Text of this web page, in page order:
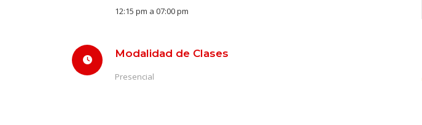
12:15 pm a 07:00 pm
Modalidad de Clases
Presencial